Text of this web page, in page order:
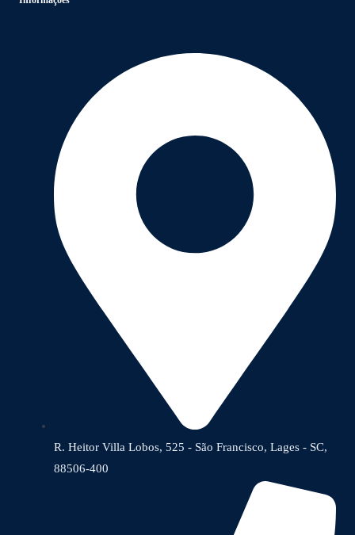
R. Heitor Villa Lobos, 525 - São Francisco, Lages - SC,
88506-400